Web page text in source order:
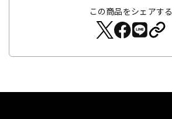
この商品をシェアする